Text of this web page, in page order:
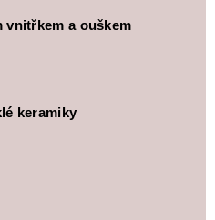
vnitřkem a ouškem
keramiky